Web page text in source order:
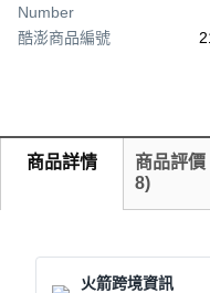
Number
酷澎商品編號
商品詳情 商品評價
8)
火箭跨境資訊